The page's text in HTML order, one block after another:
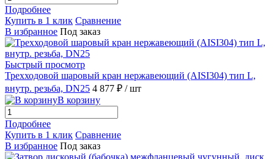
Подробнее
Купить в 1 клик Сравнение
В избранное Под заказ
Быстрый просмотр
Трехходовой шаровый кран нержавеющий (AISI304) тип L,
внутр. резьба, DN25 4 877 ₽ / шт
В корзину
Подробнее
Купить в 1 клик Сравнение
В избранное Под заказ